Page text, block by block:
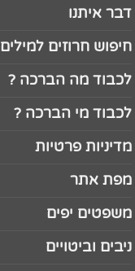
דבר איתנו
חיפוש חרוזים למילים
לכבוד מה הברכה ?
לכבוד מי הברכה ?
מדיניות פרטיות
מפת אתר
משפטים יפים
ניבים וביטויים